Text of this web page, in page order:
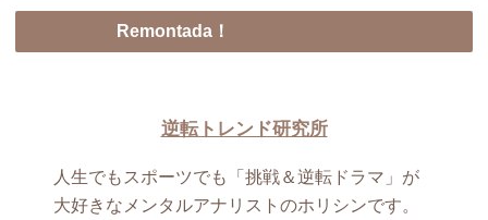
Remontada！
逆転トレンド研究所
人生でもスポーツでも「挑戦＆逆転ドラマ」が
大好きなメンタルアナリストのホリシンです。